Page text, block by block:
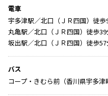
電車
宇多津駅／北口（ＪＲ四国）徒歩
丸亀駅／北口（ＪＲ四国）徒歩
坂出駅／北口（ＪＲ四国）徒歩
バス
コープ・きむら前（香川県宇多津